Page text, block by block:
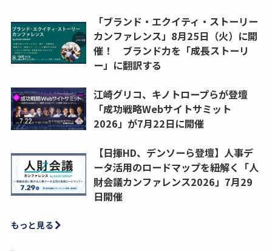
「ブランド・エクイティ・ストーリー
カンファレンス」8月25日（火）に開
催！ ブランド力を「成長ストーリ
ー」に翻訳する
江崎グリコ、キノトロープらが登壇
「成功戦略Webサイトサミット
2026」が7月22日に開催
【日揮HD、デンソーら登壇】人事デ
ータ活用のロードマップを紐解く「人
財会議カンファレンス2026」7月29
日開催
もっと見る